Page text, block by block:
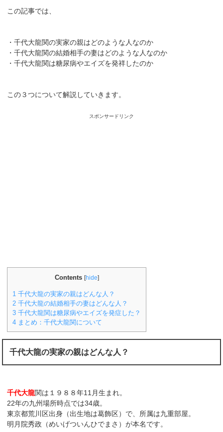
この記事では、
・千代大龍関の実家の親はどのような人なのか
・千代大龍関の結婚相手の妻はどのような人なのか
・千代大龍関は糖尿病やエイズを発祥したのか
この３つについて解説していきます。
スポンサードリンク
Contents [hide]
1 千代大龍の実家の親はどんな人？
2 千代大龍の結婚相手の妻はどんな人？
3 千代大龍関は糖尿病やエイズを発症した？
4 まとめ：千代大龍関について
千代大龍の実家の親はどんな人？
千代大龍関は１９８８年11月生まれ。
22年の九州場所時点では34歳。
東京都荒川区出身（出生地は葛飾区）で、所属は九重部屋。
明月院秀政（めいげついんひでまさ）が本名です。